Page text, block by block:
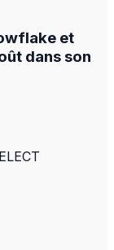
et
dans son